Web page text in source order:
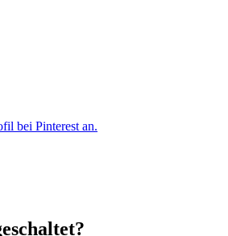
bei Pinterest an.